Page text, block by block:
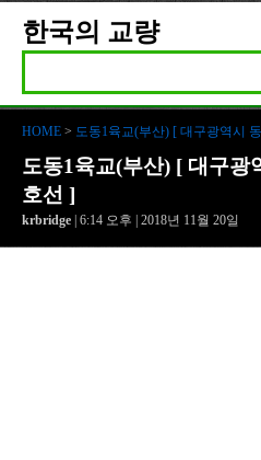
한국의 교량
HOME > 도동1육교(부산) [ 대구광역시
도동1육교(부산) [ 대구광
호선 ]
krbridge | 6:14 오후 | 2018년 11월 20일